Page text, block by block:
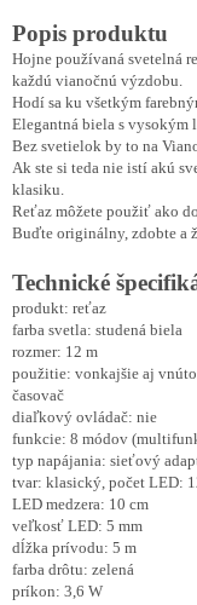
Popis produktu
Hojne používaná svetelná
každú vianočnú výzdobu.
Hodí sa ku všetkým
Elegantná biela s vysokým
Bez svetielok by to na
Ak ste si teda nie istí akú
klasiku.
Reťaz môžete použiť ako
Buďte originálny, zdobte a
Technické
produkt: reťaz
farba svetla: studená biela
rozmer: 12 m
použitie: vonkajšie aj
časovač
diaľkový ovládač: nie
funkcie: 8 módov
typ napájania: sieťový
tvar: klasický, počet LED:
LED medzera: 10 cm
veľkosť LED: 5 mm
dĺžka prívodu: 5 m
farba drôtu: zelená
príkon: 3,6 W